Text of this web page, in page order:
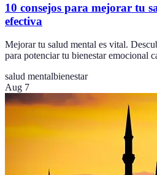
10 consejos para mejorar tu
efectiva
Mejorar tu salud mental es vital.
para potenciar tu bienestar emocional
salud mentalbienestar
Aug 7